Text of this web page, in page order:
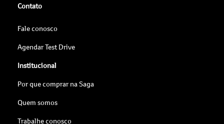
Contato
Fale conosco
Agendar Test Drive
Institucional
Por que comprar na Saga
Quem somos
Trabalhe conosco